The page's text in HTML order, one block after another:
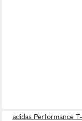
adidas Performance